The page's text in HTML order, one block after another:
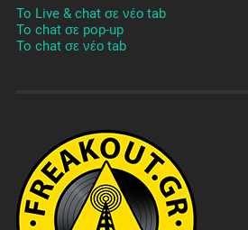
To Live & chat σε νέο tab
To chat σε pop-up
To chat σε νέο tab